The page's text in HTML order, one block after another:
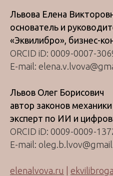
Львова Елена
основатель и
«Эквилибро», бизнес-
ORCID iD: 0009-0007-
E-mail:
Львов Олег Борисович
автор законов
эксперт по ИИ и
ORCID iD: 0009-0009-
E-mail:
elenalvova.ru